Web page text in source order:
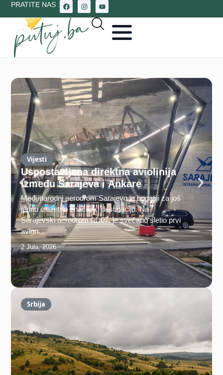
PRATITE NAS :
Vijesti
Uspostavljena direktna aviolinija
između Sarajeva i Ankare
Međunarodni aerodrom Sarajevo je bogatiji za još
jednu izuzetno značajnu destinaciju. Na
Sarajevski aerodrom 01.07. je svečano sletio prvi
avion…
2 Jula, 2026
Srbija